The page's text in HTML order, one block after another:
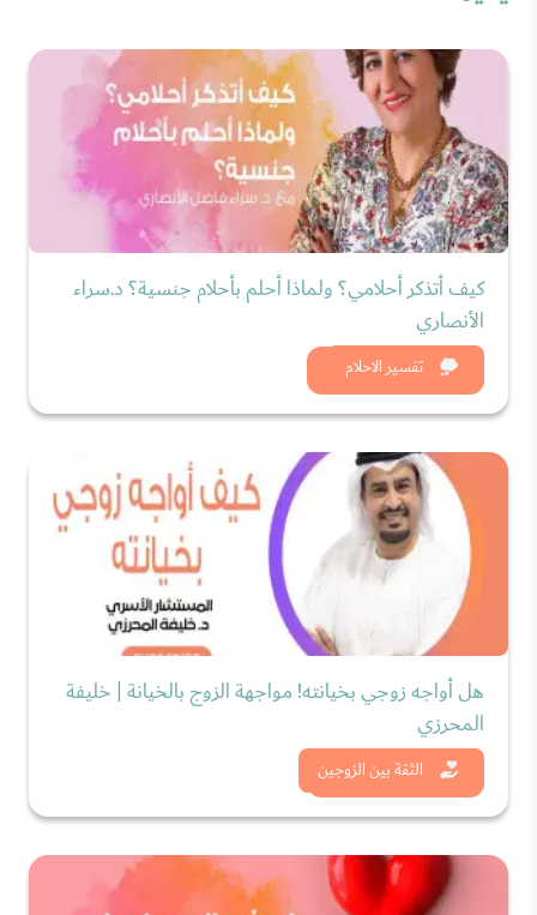
تفسير الاحلام
كيف أتذكر أحلامي؟ ولماذا أحلم بأحلام جنسية؟ د.سراء
الأنصاري
شاهد الان
الثقة بين الزوجين
هل أواجه زوجي بخيانته! مواجهة الزوج بالخيانة | خليفة
المحرزي
شاهد الان